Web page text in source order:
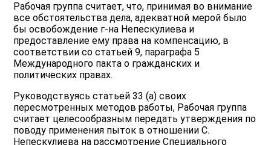
Рабочая группа считает, что, принимая во внимание
все обстоятельства дела, адекватной мерой было
бы освобождение г-на Непескулиева и
предоставление ему права на компенсацию, в
соответствии со статьей 9, параграфа 5
Международного пакта о гражданских и
политических правах.
Руководствуясь статьей 33 (а) своих
пересмотренных методов работы, Рабочая группа
считает целесообразным передать утверждения по
поводу применения пыток в отношении С.
Непескулиева на рассмотрение Специального